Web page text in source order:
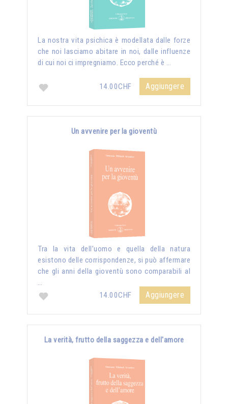
La nostra vita psichica è modellata dalle forze
che noi lasciamo abitare in noi, dalle influenze
di cui noi ci impregniamo. Ecco perché è …
14.00CHF Aggiungere
Un avvenire per la gioventù
Tra la vita dell’uomo e quella della natura
esistono delle corrispondenze, si può affermare
che gli anni della gioventù sono comparabili al
…
14.00CHF
Aggiungere
La verità, frutto della saggezza e dell'amore